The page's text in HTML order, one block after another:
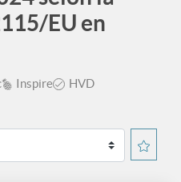
EU en
Inspire HVD